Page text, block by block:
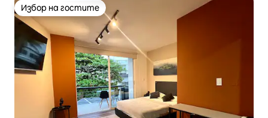
Избор на гостите
Избор на гостите